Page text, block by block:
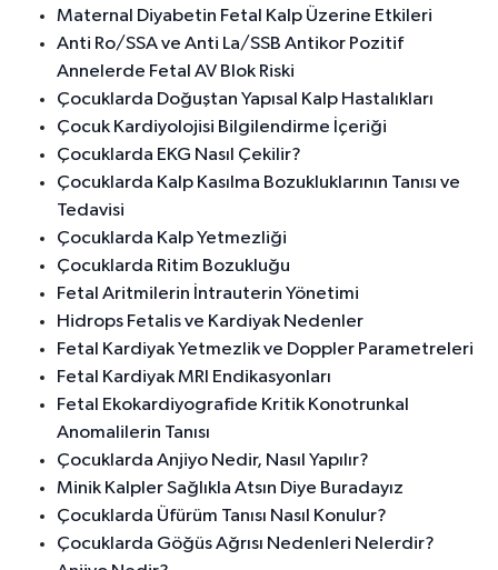
Maternal Diyabetin Fetal Kalp Üzerine Etkileri
Anti Ro/SSA ve Anti La/SSB Antikor Pozitif
Annelerde Fetal AV Blok Riski
Çocuklarda Doğuştan Yapısal Kalp Hastalıkları
Çocuk Kardiyolojisi Bilgilendirme İçeriği
Çocuklarda EKG Nasıl Çekilir?
Çocuklarda Kalp Kasılma Bozukluklarının Tanısı ve
Tedavisi
Çocuklarda Kalp Yetmezliği
Çocuklarda Ritim Bozukluğu
Fetal Aritmilerin İntrauterin Yönetimi
Hidrops Fetalis ve Kardiyak Nedenler
Fetal Kardiyak Yetmezlik ve Doppler Parametreleri
Fetal Kardiyak MRI Endikasyonları
Fetal Ekokardiyografide Kritik Konotrunkal
Anomalilerin Tanısı
Çocuklarda Anjiyo Nedir, Nasıl Yapılır?
Minik Kalpler Sağlıkla Atsın Diye Buradayız
Çocuklarda Üfürüm Tanısı Nasıl Konulur?
Çocuklarda Göğüs Ağrısı Nedenleri Nelerdir?